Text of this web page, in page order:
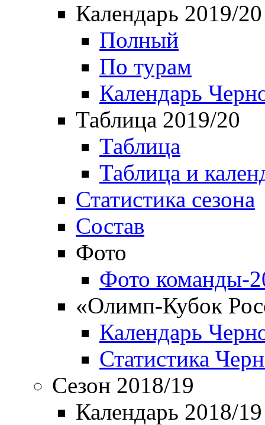
Календарь 2019/20
Полный
По турам
Календарь
Таблица 2019/20
Таблица
Таблица и
Статистика сезона
Состав
Фото
Фото команды-
«Олимп-Кубок
Календарь
Статистика
Сезон 2018/19
Календарь 2018/19